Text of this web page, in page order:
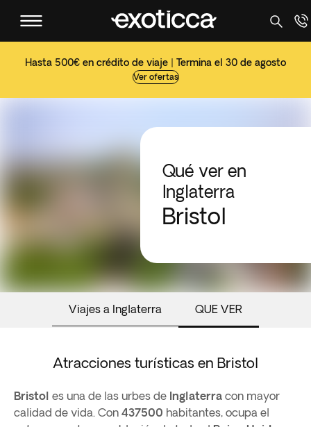
Hasta 500€ en crédito de viaje | Termina el 30 de agosto
Ver ofertas
Qué ver en
Inglaterra
Bristol
Viajes a Inglaterra QUE VER
Atracciones turísticas en Bristol
Bristol es una de las urbes de Inglaterra con mayor
calidad de vida. Con 437500 habitantes, ocupa el